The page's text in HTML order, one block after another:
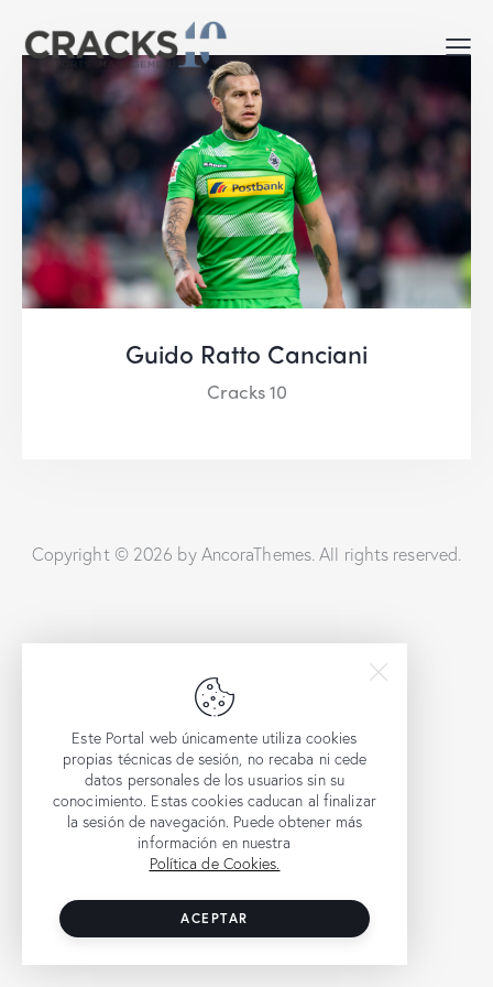
Guido Ratto Canciani
Cracks 10
Copyright © 2026 by AncoraThemes. All rights reserved.
Este Portal web únicamente utiliza cookies
propias técnicas de sesión, no recaba ni cede
datos personales de los usuarios sin su
conocimiento. Estas cookies caducan al finalizar
la sesión de navegación. Puede obtener más
información en nuestra
Política de Cookies.
ACEPTAR